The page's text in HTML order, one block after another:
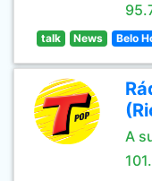
talk News Belo
A